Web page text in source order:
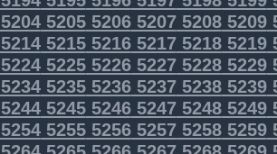
52055206520752085209
52155216521752185219
52255226522752285229
52355236523752385239
52455246524752485249
52555256525752585259